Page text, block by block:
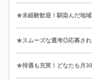
★未経験歓迎！馴染んだ地域
★スムーズな選考◎応募され
★待遇も充実！どなたも月